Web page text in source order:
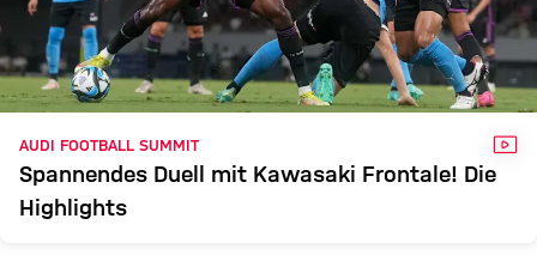
AUDI FOOTBALL SUMMIT
Spannendes Duell mit Kawasaki Frontale! Die
Highlights